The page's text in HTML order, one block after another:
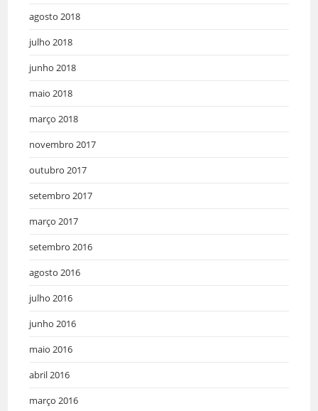
agosto 2018
julho 2018
junho 2018
maio 2018
março 2018
novembro 2017
outubro 2017
setembro 2017
março 2017
setembro 2016
agosto 2016
julho 2016
junho 2016
maio 2016
abril 2016
março 2016